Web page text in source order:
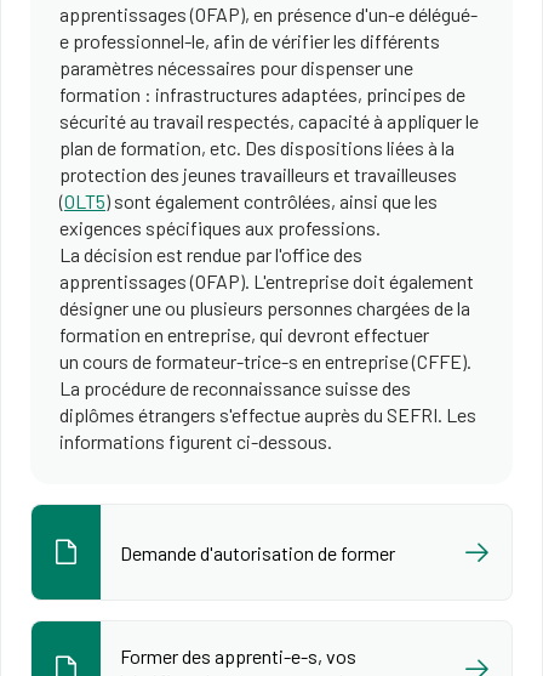
apprentissages (OFAP), en présence d'un-e délégué-
e professionnel-le, afin de vérifier les différents
paramètres nécessaires pour dispenser une
formation : infrastructures adaptées, principes de
sécurité au travail respectés, capacité à appliquer le
plan de formation, etc. Des dispositions liées à la
protection des jeunes travailleurs et travailleuses
(OLT5) sont également contrôlées, ainsi que les
exigences spécifiques aux professions.
La décision est rendue par l'office des
apprentissages (OFAP). L'entreprise doit également
désigner une ou plusieurs personnes chargées de la
formation en entreprise, qui devront effectuer
un cours de formateur-trice-s en entreprise (CFFE).
La procédure de reconnaissance suisse des
diplômes étrangers s'effectue auprès du SEFRI. Les
informations figurent ci-dessous.
Demande d'autorisation de former
Former des apprenti-e-s, vos